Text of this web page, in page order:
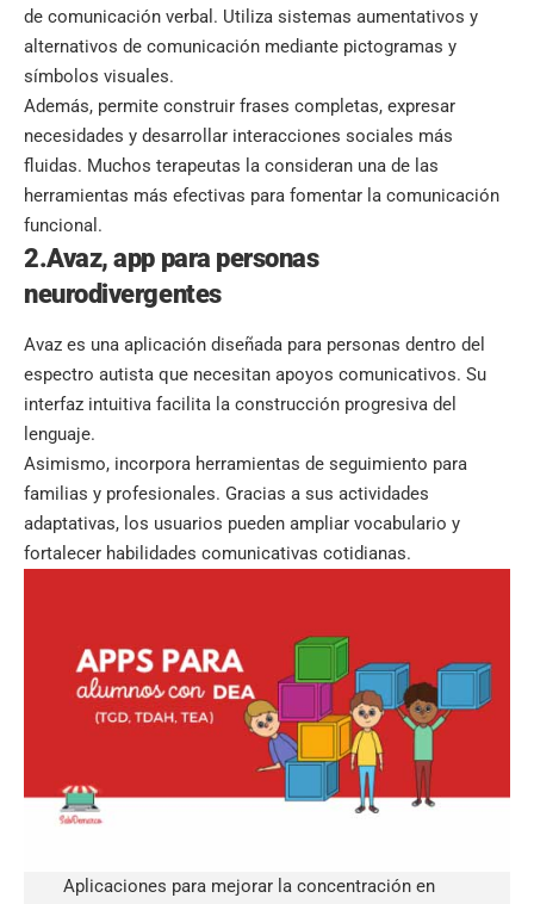
de comunicación verbal. Utiliza sistemas aumentativos y
alternativos de comunicación mediante pictogramas y
símbolos visuales.
Además, permite construir frases completas, expresar
necesidades y desarrollar interacciones sociales más
fluidas. Muchos terapeutas la consideran una de las
herramientas más efectivas para fomentar la comunicación
funcional.
2.Avaz, app para personas
neurodivergentes
Avaz es una aplicación diseñada para personas dentro del
espectro autista que necesitan apoyos comunicativos. Su
interfaz intuitiva facilita la construcción progresiva del
lenguaje.
Asimismo, incorpora herramientas de seguimiento para
familias y profesionales. Gracias a sus actividades
adaptativas, los usuarios pueden ampliar vocabulario y
fortalecer habilidades comunicativas cotidianas.
Aplicaciones para mejorar la concentración en